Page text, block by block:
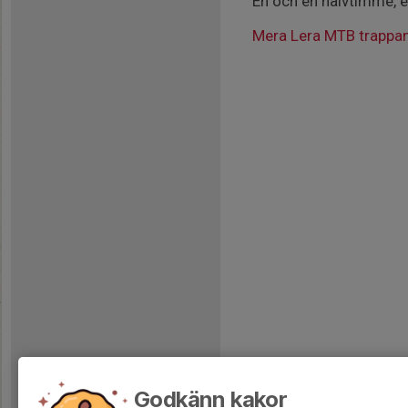
Mera Lera MTB
Godkänn kakor